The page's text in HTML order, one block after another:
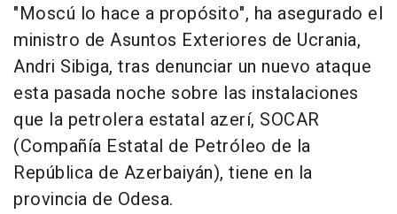
"Moscú lo hace a propósito", ha asegurado el
ministro de Asuntos Exteriores de Ucrania,
Andri Sibiga, tras denunciar un nuevo ataque
esta pasada noche sobre las instalaciones
que la petrolera estatal azerí, SOCAR
(Compañía Estatal de Petróleo de la
República de Azerbaiyán), tiene en la
provincia de Odesa.